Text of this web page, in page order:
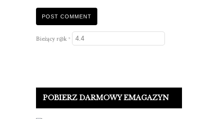
Bieżący r@k *
POBIERZ DARMOWY EMAGAZYN